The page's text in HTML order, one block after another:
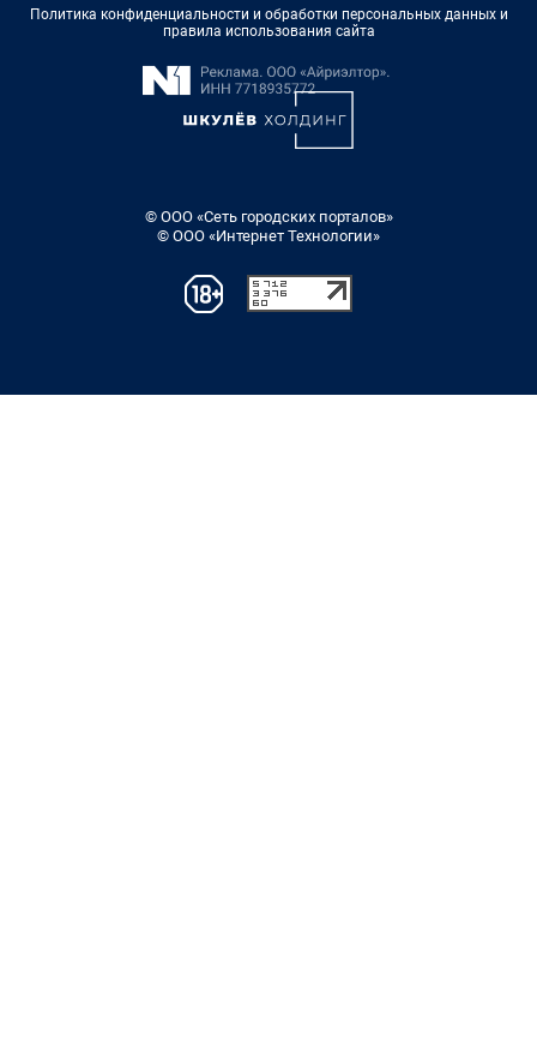
Политика конфиденциальности и обработки персональных данных и
правила использования сайта
© ООО «Сеть городских порталов»
© ООО «Интернет Технологии»